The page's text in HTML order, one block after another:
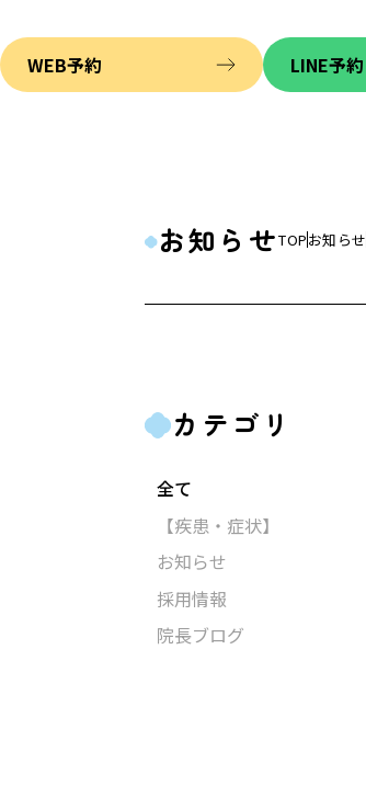
WEB予約 LINE予約
お知らせTOPお知らせ
カテゴリ
全て
【疾患・症状】
お知らせ
採用情報
院長ブログ